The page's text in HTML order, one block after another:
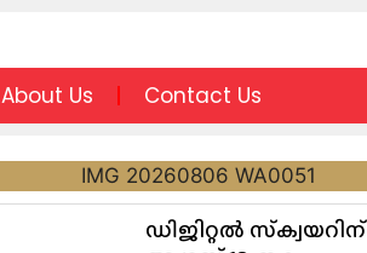
About Us Contact Us
ഡിജിറ്റൽ സ്‌ക്വയറിന്